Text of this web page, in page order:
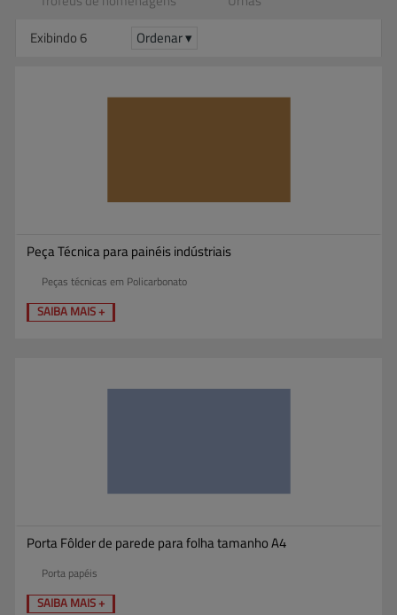
Exibindo 6
Ordenar ▾
Peça Técnica para painéis indústriais
Peças técnicas em Policarbonato
SAIBA MAIS +
Porta Fôlder de parede para folha tamanho A4
Porta papéis
SAIBA MAIS +